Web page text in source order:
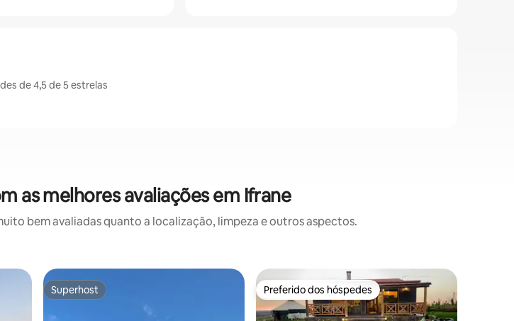
de 4,5 de 5 estrelas
as melhores avaliações em Ifrane
bem avaliadas quanto a localização, limpeza e outros aspectos.
Superhost
Superhost Preferido dos hóspedes
Preferido dos hóspedes